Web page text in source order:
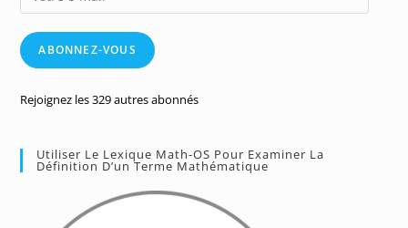
e-
mailABONNEZ-VOUS
Rejoignez les 329 autres abonnés
Utiliser Le Lexique Math-OS Pour Examiner La
Définition D’un Terme Mathématique